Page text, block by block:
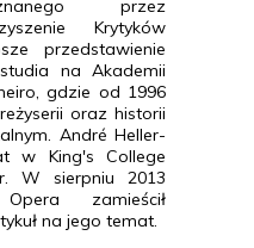
przez
Krytyków
przedstawienie
na Akademii
gdzie od 1996
oraz historii
André Heller-
w King's College
W sierpniu 2013
zamieścił
na jego temat.